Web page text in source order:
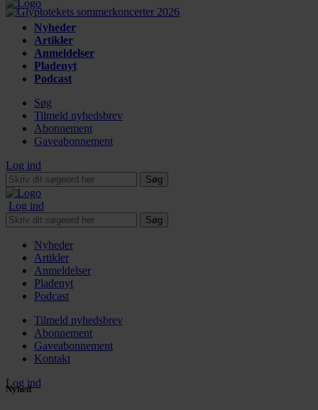
Nyheder
Artikler
Anmeldelser
Pladenyt
Podcast
Søg
Tilmeld nyhedsbrev
Abonnement
Gaveabonnement
Log ind
Søg
Log ind
Søg
Nyheder
Artikler
Anmeldelser
Pladenyt
Podcast
Tilmeld nyhedsbrev
Abonnement
Gaveabonnement
Kontakt
Log ind
Nyhed